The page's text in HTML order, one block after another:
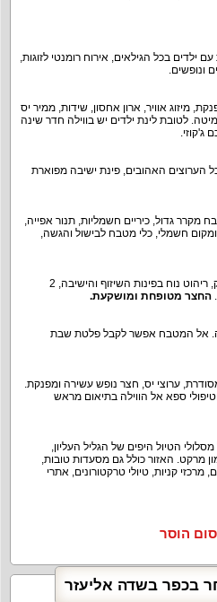
בכל הגילאים, אירוח רומנטי לזוגות,
ונופשים.
מיזוג אוויר, ארון אחסון, שידות, ממיר יס
לטובת לינת ילדים יש בווילה חדר שינה
יס עם כל הערוצים האהובים, פינת ישיבה מפוארת
מקרר גדול, כיריים חשמליות, תנור אפייה,
מכונת קפה, קומקום חשמלי, כלי מטבח לבישול והגשה,
בריכה פרטית מהנה, ג'קוזי זרמים מפנק, ריהוט נוח בפינות השיזוף והישיבה, 2
החצר מטופחת ומושקעת.
אל המטבח אפשר לקבל פלטת שבת
ערוצי יס, חצר נופש עשירה ומפנקת.
ספא אל הווילה בתיאום מראש
הטיול היפים של הגליל העליון,
מרקט. האזור כולל גם מסעדות טובות,
קניות, טיולי טרקטורונים, אתרי
הוסר
בכפר בשדה אליעזר